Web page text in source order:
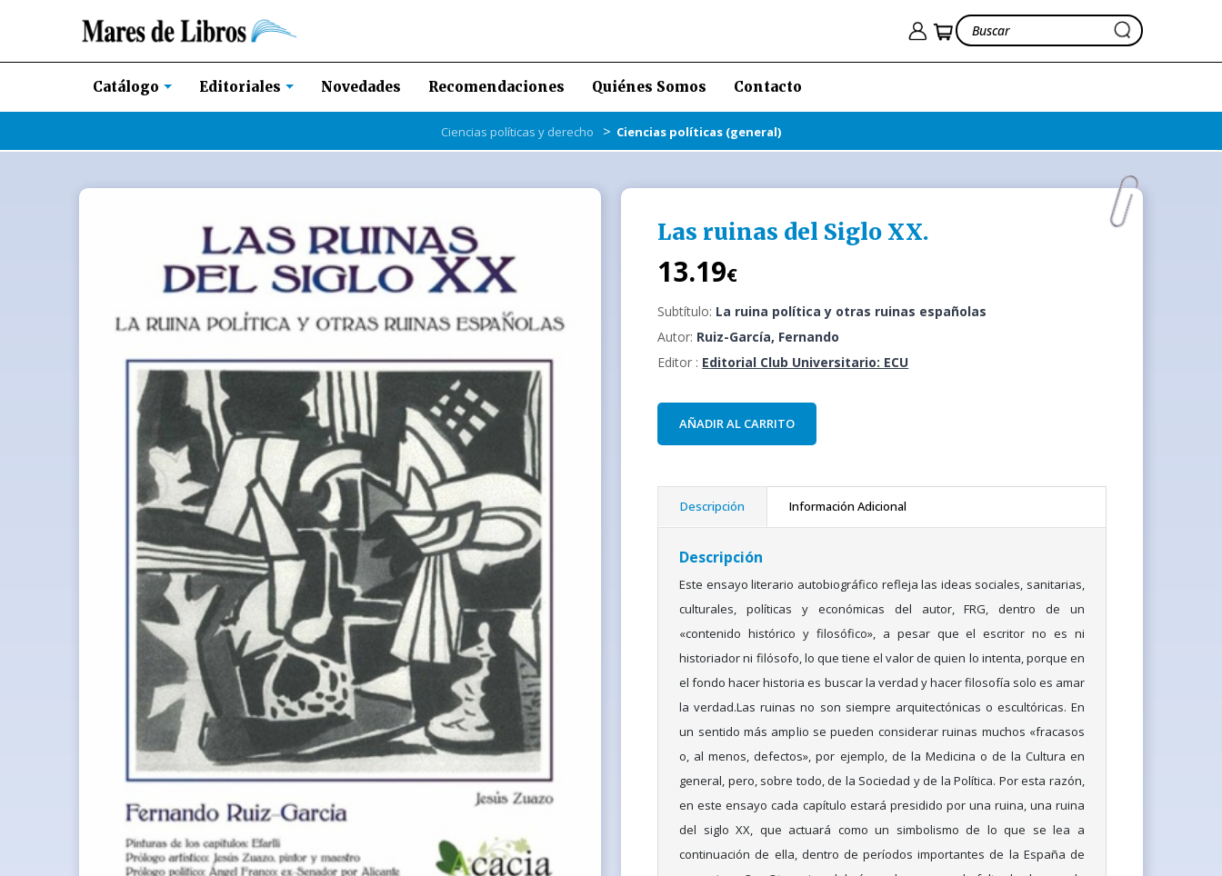
Catálogo Editoriales Novedades Recomendaciones Quiénes Somos Contacto
Ciencias políticas y derecho > Ciencias políticas (general)
Las ruinas del Siglo XX.
13.19€
Subtítulo: La ruina política y otras ruinas españolas
Autor: Ruiz-García, Fernando
Editor : Editorial Club Universitario: ECU
AÑADIR AL CARRITO
Descripción Información Adicional
Descripción
Este ensayo literario autobiográfico refleja las ideas sociales, sanitarias,
culturales, políticas y económicas del autor, FRG, dentro de un
«contenido histórico y filosófico», a pesar que el escritor no es ni
historiador ni filósofo, lo que tiene el valor de quien lo intenta, porque en
el fondo hacer historia es buscar la verdad y hacer filosofía solo es amar
la verdad.Las ruinas no son siempre arquitectónicas o escultóricas. En
un sentido más amplio se pueden considerar ruinas muchos «fracasos
o, al menos, defectos», por ejemplo, de la Medicina o de la Cultura en
general, pero, sobre todo, de la Sociedad y de la Política. Por esta razón,
en este ensayo cada capítulo estará presidido por una ruina, una ruina
del siglo XX, que actuará como un simbolismo de lo que se lea a
continuación de ella, dentro de períodos importantes de la España de